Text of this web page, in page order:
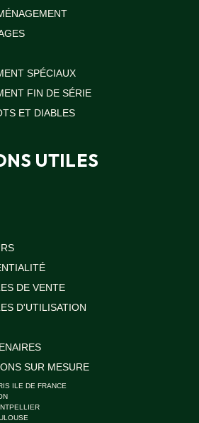
SPÉCIAUX
FIN DE SÉRIE
ET DIABLES
UTILES
DE VENTE
D'UTILISATION
SUR MESURE
ILE DE FRANCE